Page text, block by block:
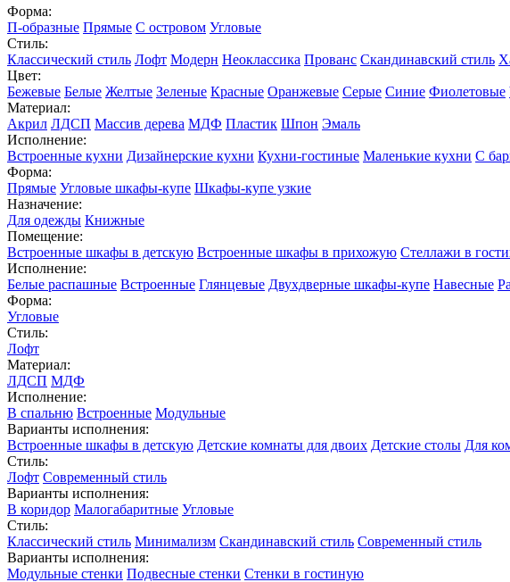
Форма:
П-образные Прямые С островом Угловые
Стиль:
Классический стиль Лофт Модерн Неоклассика Прованс Скандинавский стиль
Цвет:
Бежевые Белые Желтые Зеленые Красные Оранжевые Серые Синие Фиолетовые
Материал:
Акрил ЛДСП Массив дерева МДФ Пластик Шпон Эмаль
Исполнение:
Встроенные кухни Дизайнерские кухни Кухни-гостиные Маленькие кухни С
Форма:
Прямые Угловые шкафы-купе Шкафы-купе узкие
Назначение:
Для одежды Книжные
Помещение:
Встроенные шкафы в детскую Встроенные шкафы в прихожую Стеллажи в
Исполнение:
Белые распашные Встроенные Глянцевые Двухдверные шкафы-купе Навесные
Форма:
Угловые
Стиль:
Лофт
Материал:
ЛДСП МДФ
Исполнение:
В спальню Встроенные Модульные
Варианты исполнения:
Встроенные шкафы в детскую Детские комнаты для двоих Детские столы Для
Стиль:
Лофт Современный стиль
Варианты исполнения:
В коридор Малогабаритные Угловые
Стиль:
Классический стиль Минимализм Скандинавский стиль Современный стиль
Варианты исполнения:
Модульные стенки Подвесные стенки Стенки в гостиную